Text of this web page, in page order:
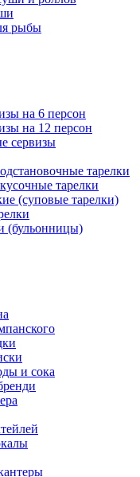
рыбы
на 6 персон
на 12 персон
сервизы
тарелки
тарелки
(суповые тарелки)
(бульонницы)
и сока